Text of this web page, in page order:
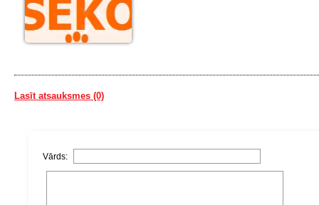
Lasīt atsauksmes (0)
Vārds: